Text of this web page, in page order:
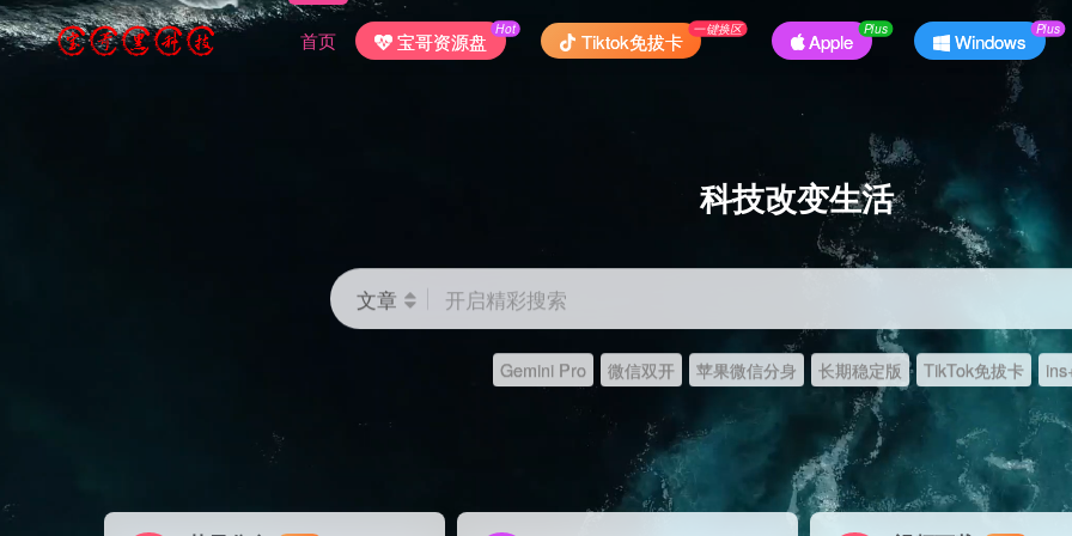
首页 宝哥资源盘
Hot
Tiktok免拔卡
一键换区
Apple
Plus
Windows
Plus
科技改变生活
文章 开启精彩搜索
Gemini Pro 微信双开 苹果微信分身 长期稳定版 TikTok免拔卡